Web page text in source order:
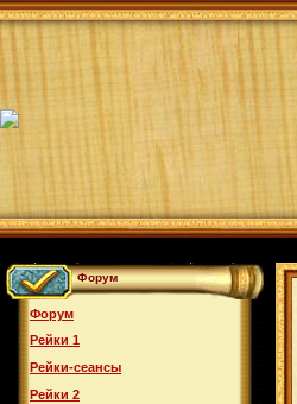
Форум
Форум
Рейки 1
Рейки-сеансы
Рейки 2